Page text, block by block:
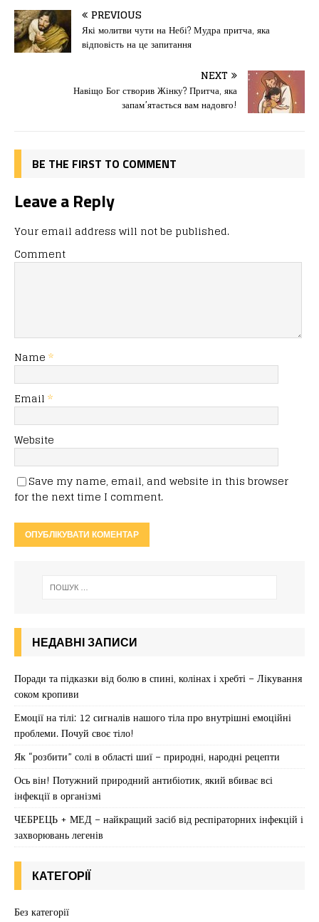
c
e
b
st
o
d
o
n
ai
l
іл
и
т
ис
я
PREVIOUS
Які молитви чути на Небі? Мудра притча, яка
відповість на це запитання
NEXT
Навіщо Бог створив Жінку? Притча, яка
запам’ятається вам надовго!
BE THE FIRST TO COMMENT
Leave a Reply
Your email address will not be published.
Comment
Name *
Email *
Website
Save my name, email, and website in this browser
for the next time I comment.
НЕДАВНІ ЗАПИСИ
Поради та підказки від болю в спині, колінах і хребті – Лікування
соком кропиви
Емоції на тілі: 12 сигналів нашого тіла про внутрішні емоційні
проблеми. Почуй своє тіло!
Як “розбити” солі в області шиї – природні, народні рецепти
Ось він! Потужний природний антибіотик, який вбиває всі
інфекції в організмі
ЧЕБРЕЦЬ + МЕД – найкращий засіб від респіраторних інфекцій і
захворювань легенів
КАТЕГОРІЇ
Без категорії